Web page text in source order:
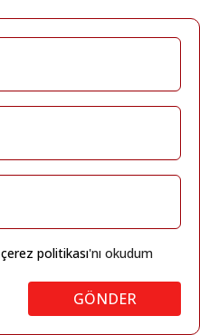
çerez politikası'nı okudum
GÖNDER